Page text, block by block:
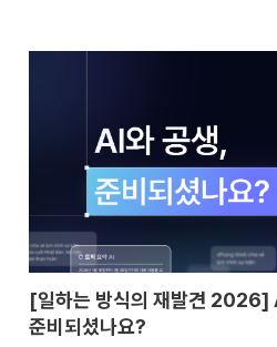
[일하는 방식의 재발견 2026]
준비되셨나요?